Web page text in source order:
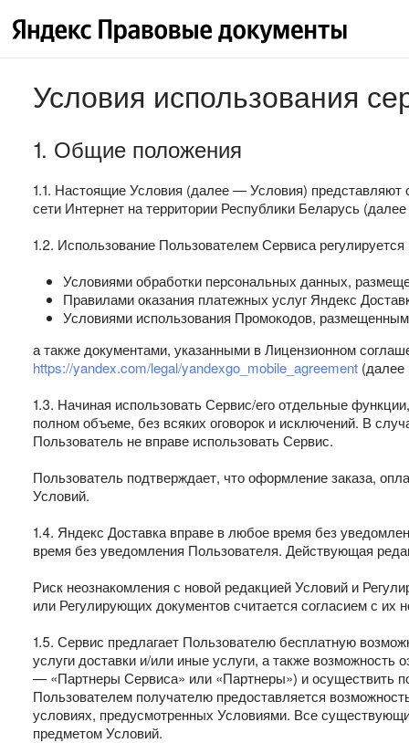
Условия использования
1. Общие положения
1.1. Настоящие Условия (далее — Условия)
сети Интернет на территории Республики Беларусь
1.2. Использование Пользователем Сервиса
Условиями обработки персональных данных,
Правилами оказания платежных услуг Яндекс
Условиями использования Промокодов,
а также документами, указанными в Лицензионном
https://yandex.com/legal/yandexgo_mobile_agreement
1.3. Начиная использовать Сервис/его отдельные
полном объеме, без всяких оговорок и исключений. В
Пользователь не вправе использовать Сервис.
Пользователь подтверждает, что оформление заказа,
Условий.
1.4. Яндекс Доставка вправе в любое время без
время без уведомления Пользователя. Действующая
Риск неознакомления с новой редакцией Условий и
или Регулирующих документов считается согласием с их
1.5. Сервис предлагает Пользователю бесплатную
услуги доставки и/или иные услуги, а также
— «Партнеры Сервиса» или «Партнеры») и осуществить
Пользователем получателю предоставляется
условиях, предусмотренных Условиями. Все
предметом Условий.